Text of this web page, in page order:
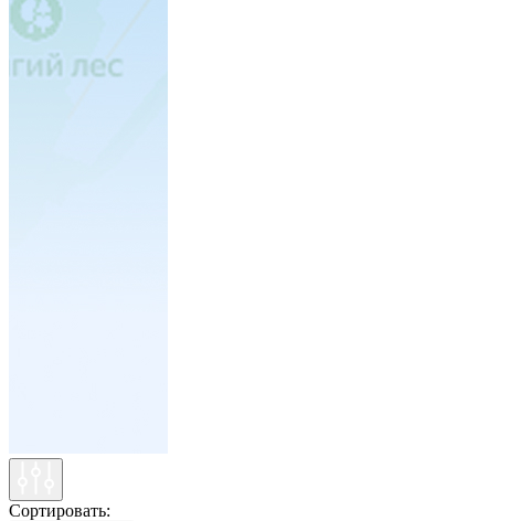
Сортировать: